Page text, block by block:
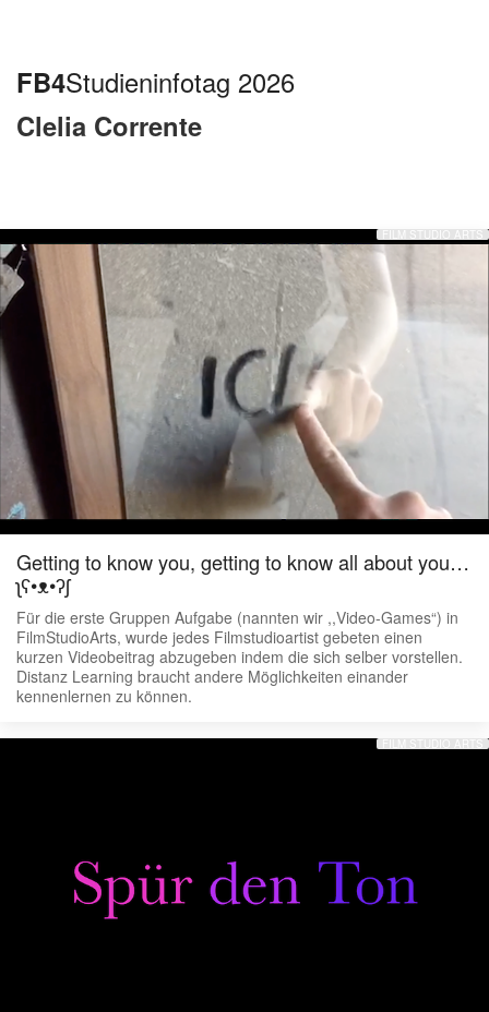
FB4Studieninfotag 2026
Clelia Corrente
FILM STUDIO ARTS
Getting to know you, getting to know all about you…
ʅʕ•ᴥ•ʔʃ
Für die erste Gruppen Aufgabe (nannten wir ,,Video-Games“) in
FilmStudioArts, wurde jedes Filmstudioartist gebeten einen
kurzen Videobeitrag abzugeben indem die sich selber vorstellen.
Distanz Learning braucht andere Möglichkeiten einander
kennenlernen zu können.
FILM STUDIO ARTS